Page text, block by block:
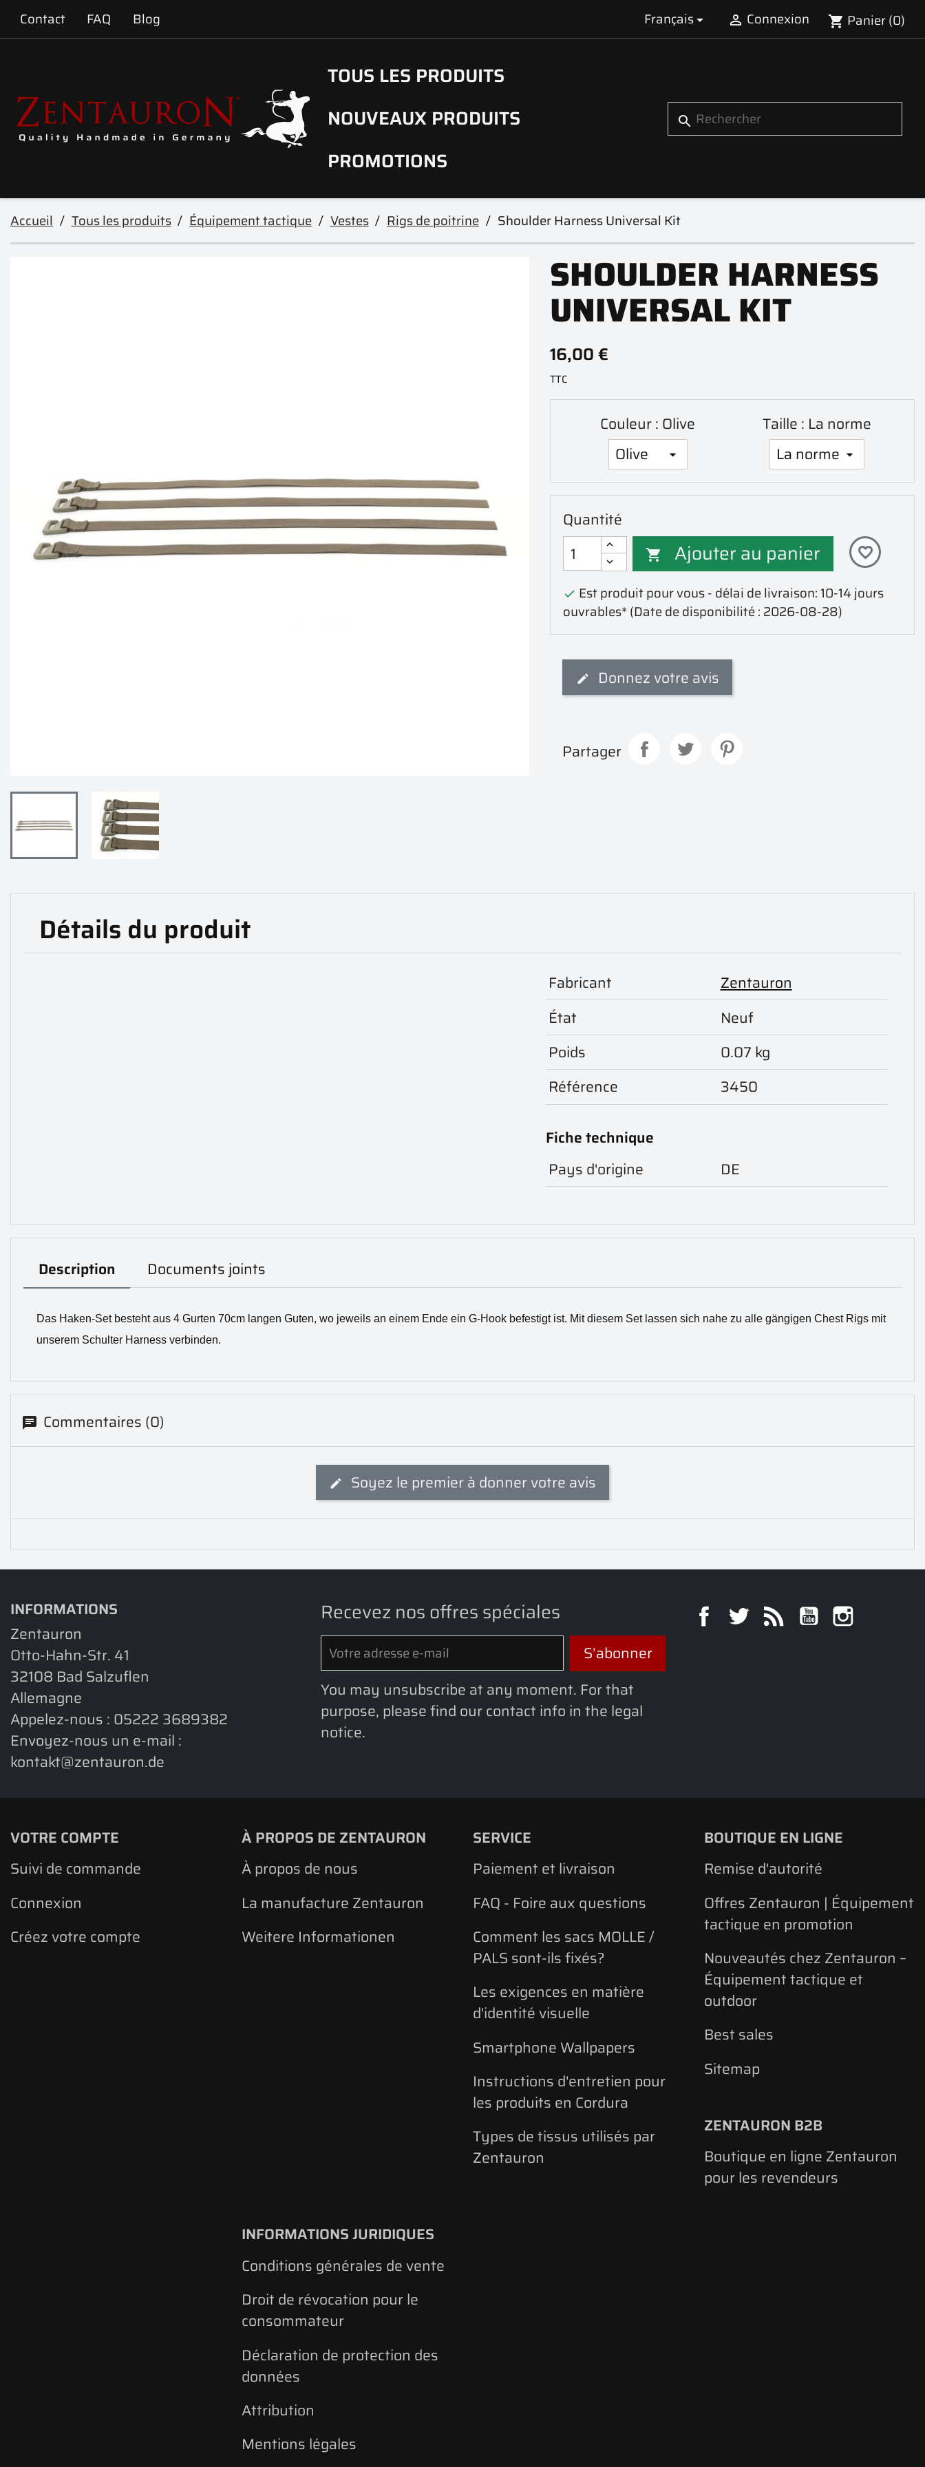
Contact FAQ Blog Français  Connexion shopping_cart Panier(0)
TOUS LES PRODUITS
NOUVEAUX PRODUITS
PROMOTIONS
search
Accueil Tous les produits Équipement tactique Vestes Rigs de poitrine Shoulder Harness Universal Kit
SHOULDER HARNESS
UNIVERSAL KIT
16,00 €
TTC
Couleur : Olive Taille : La norme
Quantité
 Ajouter au panier favorite_border
 Est produit pour vous - délai de livraison: 10-14 jours
ouvrables* (Date de disponibilité : 2026-08-28)
Donnez votre avis
Partager
Détails du produit
Fabricant
Zentauron
État
Neuf
Poids
0.07 kg
Référence
3450
Fiche technique
Pays d'origine
DE
Description Documents joints
Das Haken-Set besteht aus 4 Gurten 70cm langen Guten, wo jeweils an einem Ende ein G-Hook befestigt ist. Mit diesem Set lassen sich nahe zu alle gängigen Chest Rigs mit
unserem Schulter Harness verbinden.
Commentaires (0)
Soyez le premier à donner votre avis
INFORMATIONS
Zentauron
Otto-Hahn-Str. 41
32108 Bad Salzuflen
Allemagne
Appelez-nous : 05222 3689382
Envoyez-nous un e-mail :
kontakt@zentauron.de
Recevez nos offres spéciales
You may unsubscribe at any moment. For that
purpose, please find our contact info in the legal
notice.
FacebookTwitterRss YouTube
VOTRE COMPTE
Suivi de commande
Connexion
Créez votre compte
À PROPOS DE ZENTAURON
À propos de nous
La manufacture Zentauron
Weitere Informationen
SERVICE
Paiement et livraison
FAQ - Foire aux questions
Comment les sacs MOLLE /
PALS sont-ils fixés?
Les exigences en matière
d'identité visuelle
Smartphone Wallpapers
Instructions d'entretien pour
les produits en Cordura
Types de tissus utilisés par
Zentauron
BOUTIQUE EN LIGNE
Remise d'autorité
Offres Zentauron | Équipement
tactique en promotion
Nouveautés chez Zentauron –
Équipement tactique et
outdoor
Best sales
Sitemap
ZENTAURON B2B
Boutique en ligne Zentauron
pour les revendeurs
INFORMATIONS JURIDIQUES
Conditions générales de vente
Droit de révocation pour le
consommateur
Déclaration de protection des
données
Attribution
Mentions légales